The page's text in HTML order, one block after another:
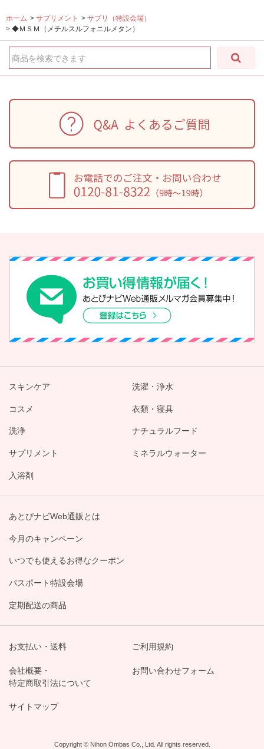
ホーム > サプリメント > サプリ（特設会場）
> ◆ＭＳＭ（メチルスルフォニルメタン）
商品を検索できます
スキンケア
コスメ
洗浄
サプリメント
入浴剤
洗濯・浄水
衣類・寝具
ナチュラルフード
ミネラルウォーター
あとぴナビWeb通販とは
今月のキャンペーン
いつでも使えるお得なクーポン
パスポート特設会場
定期配送の商品
お支払い・送料 ご利用規約
会社概要・
特定商取引法について
お問い合わせフォーム
サイトマップ
Copyright © Nihon Ombas Co., Ltd. All rights reserved.